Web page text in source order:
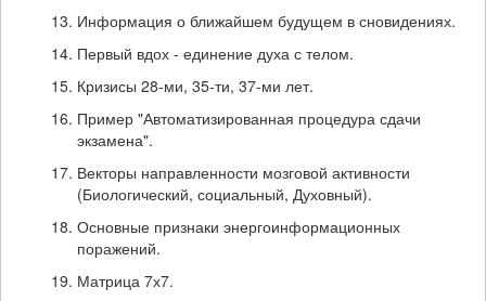
Информация о ближайшем будущем в сновидениях.
Первый вдох - единение духа с телом.
Кризисы 28-ми, 35-ти, 37-ми лет.
Пример "Автоматизированная процедура сдачи
экзамена".
Векторы направленности мозговой активности
(Биологический, социальный, Духовный).
Основные признаки энергоинформационных
поражений.
Матрица 7х7.